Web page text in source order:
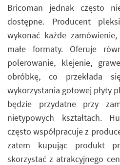
Bricoman jednak często
dostępne. Producent
wykonać każde
małe formaty. Oferuje
polerowanie, klejenie,
obróbkę, co przekłada
wykorzystania gotowej płyty
będzie przydatne przy
nietypowych kształtach.
często współpracuje z
zatem kupując produkt
skorzystać z atrakcyjnego